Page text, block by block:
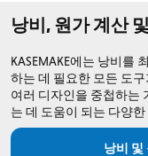
낭비, 원가 계산
KASEMAKE에는 낭비를
하는 데 필요한 모든 도
여러 디자인을 중첩하는
는 데 도움이 되는 다양
낭비 및